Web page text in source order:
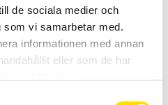
de sociala medier och
vi samarbetar med.
informationen med annan
eller som de har